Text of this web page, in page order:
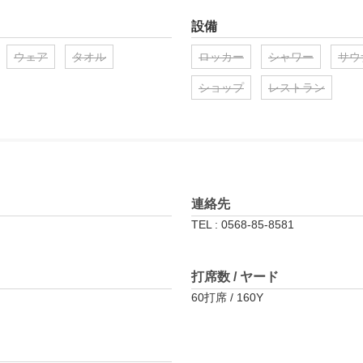
ウェア タオル
設備
ロッカー シャワー サウ
ショップ レストラン
連絡先
TEL : 0568-85-8581
打席数 / ヤード
60打席 / 160Y